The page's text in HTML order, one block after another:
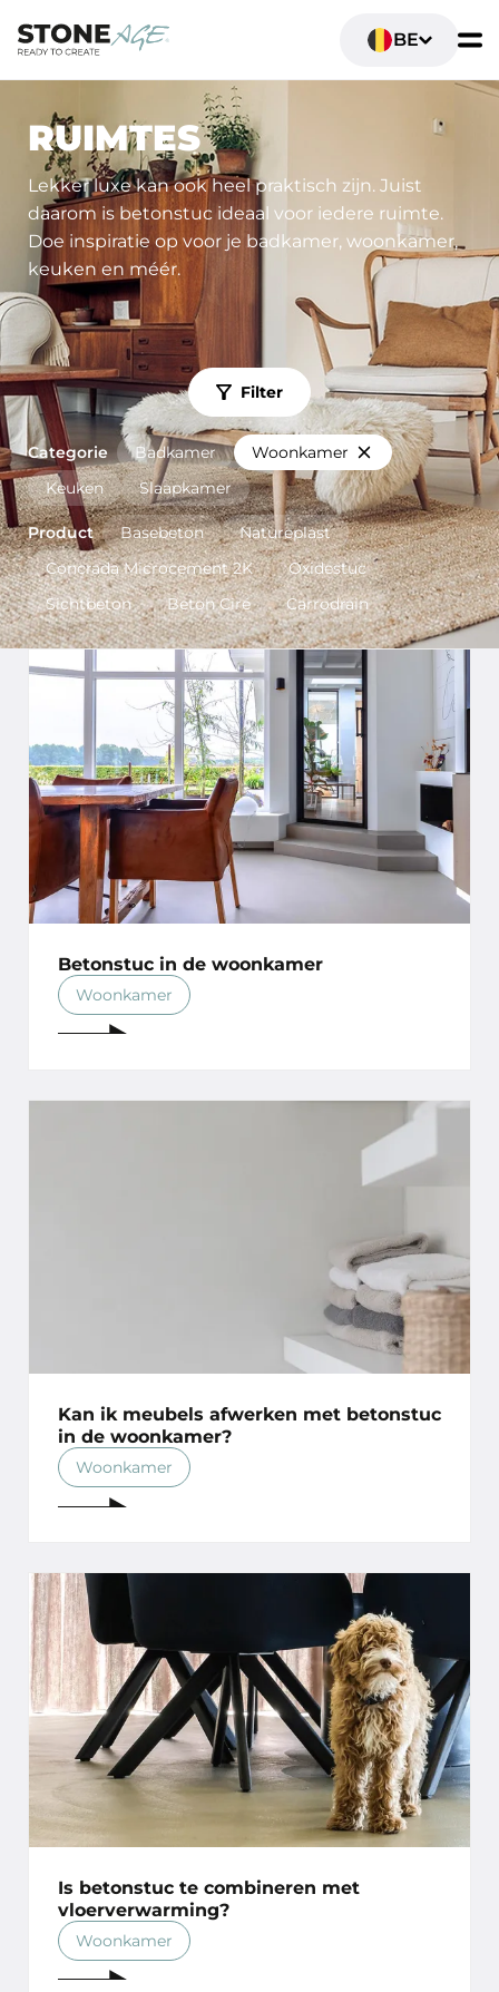
BE
RUIMTES
Lekker luxe kan ook heel praktisch zijn. Juist
daarom is betonstuc ideaal voor iedere ruimte.
Doe inspiratie op voor je badkamer, woonkamer,
keuken en méér.
Filter
Categorie Badkamer
Woonkamer
Keuken
Slaapkamer
Product Basebeton
Natureplast
Concrada Microcement 2K
Oxidestuc
Sichtbeton
Beton Ciré Carrodrain
Betonstuc in de woonkamer
Woonkamer
Kan ik meubels afwerken met betonstuc
in de woonkamer?
Woonkamer
Is betonstuc te combineren met
vloerverwarming?
Woonkamer